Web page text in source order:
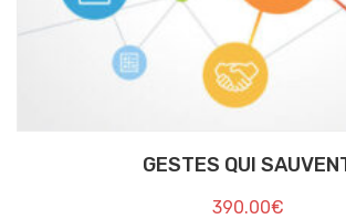
GESTES QUI
390.00€